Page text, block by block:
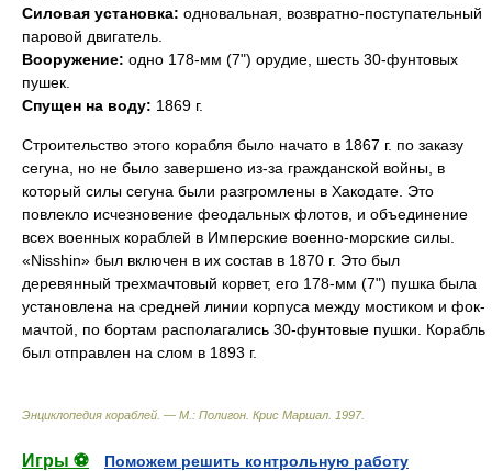
Силовая установка: одновальная, возвратно-поступательный
паровой двигатель.
Вооружение: одно 178-мм (7") орудие, шесть 30-фунтовых
пушек.
Спущен на воду: 1869 г.
Строительство этого корабля было начато в 1867 г. по заказу
сегуна, но не было завершено из-за гражданской войны, в
который силы сегуна были разгромлены в Хакодате. Это
повлекло исчезновение феодальных флотов, и объединение
всех военных кораблей в Имперские военно-морские силы.
«Nisshin» был включен в их состав в 1870 г. Это был
деревянный трехмачтовый корвет, его 178-мм (7") пушка была
установлена на средней линии корпуса между мостиком и фок-
мачтой, по бортам располагались 30-фунтовые пушки. Корабль
был отправлен на слом в 1893 г.
Энциклопедия кораблей. — М.: Полигон Крис Маршал 1997.
Игры ⚽
Поможем решить контрольную работу